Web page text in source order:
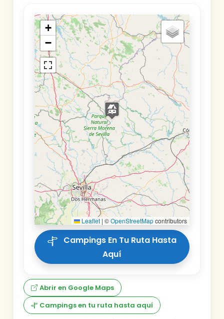
+
−
Leaflet | ©OpenStreetMapcontributors
Aquí
Abrir en Google Maps
Campings en tu ruta hasta aquí